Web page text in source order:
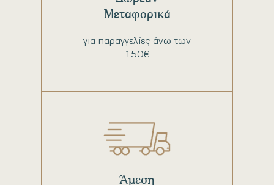
για παραγγελίες άνω των
150€
Μεταφορικά
Άμεση